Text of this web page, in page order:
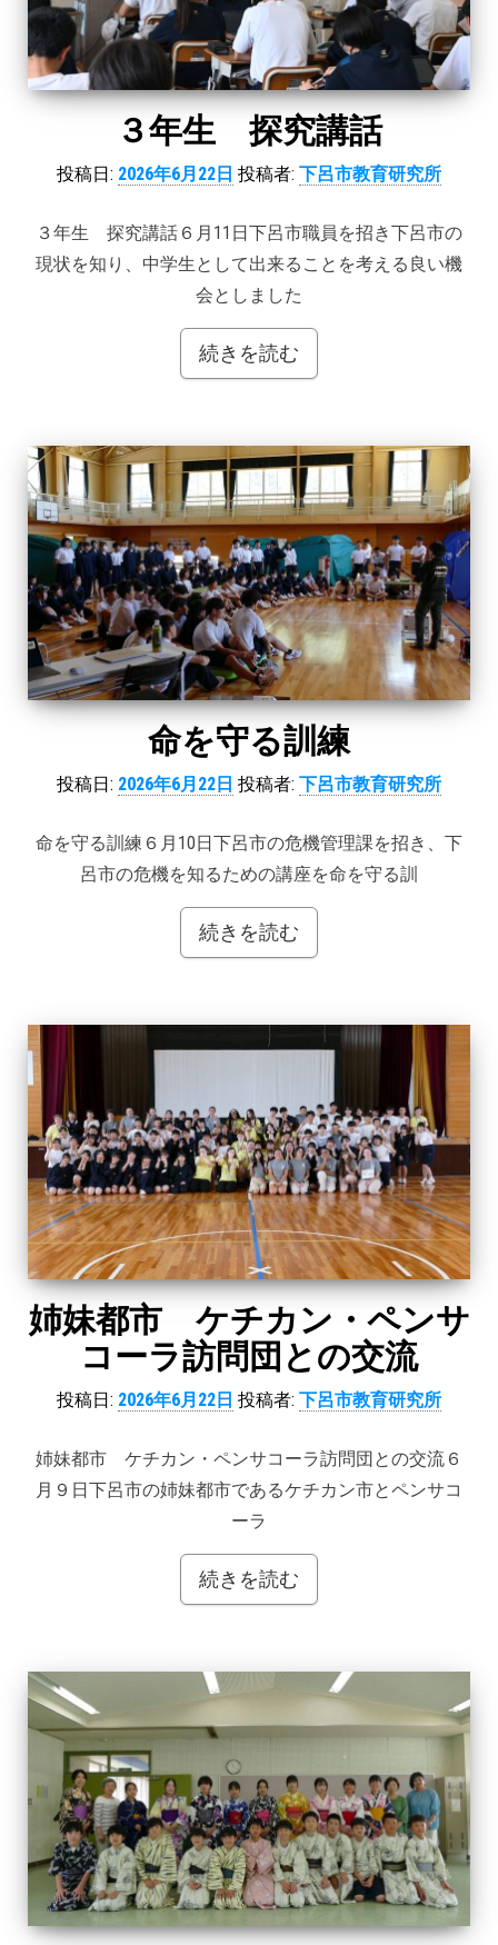
３年生 探究講話
投稿日: 2026年6月22日 投稿者: 下呂市教育研究所
３年生 探究講話６月11日下呂市職員を招き下呂市の
現状を知り、中学生として出来ることを考える良い機
会としました
続きを読む
命を守る訓練
投稿日: 2026年6月22日 投稿者: 下呂市教育研究所
命を守る訓練６月10日下呂市の危機管理課を招き、下
呂市の危機を知るための講座を命を守る訓
続きを読む
姉妹都市 ケチカン・ペンサ
コーラ訪問団との交流
投稿日: 2026年6月22日 投稿者: 下呂市教育研究所
姉妹都市 ケチカン・ペンサコーラ訪問団との交流６
月９日下呂市の姉妹都市であるケチカン市とペンサコ
ーラ
続きを読む